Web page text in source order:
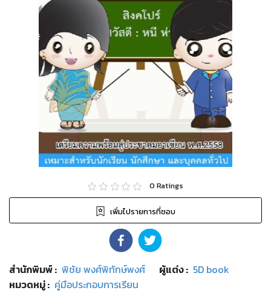
0 Ratings
เพิ่มไปรายการที่ชอบ
สำนักพิมพ์: พิชัย พงศ์พิทักษ์พงศ์ ผู้แต่ง : 5D book
หมวดหมู่: คู่มือประกอบการเรียน